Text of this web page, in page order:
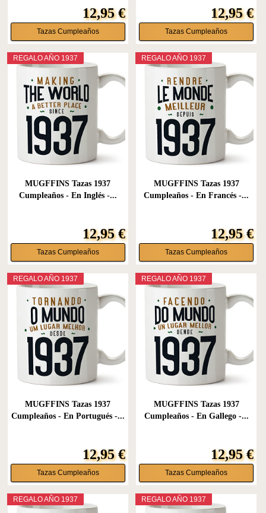
12,95 €
Tazas Cumpleaños
12,95 €
Tazas Cumpleaños
REGALO AÑO 1937
MUGFFINS Tazas 1937
Cumpleaños - En Inglés -...
12,95 €
Tazas Cumpleaños
REGALO AÑO 1937
MUGFFINS Tazas 1937
Cumpleaños - En Francés -...
12,95 €
Tazas Cumpleaños
REGALO AÑO 1937
MUGFFINS Tazas 1937
Cumpleaños - En Portugués -...
12,95 €
Tazas Cumpleaños
REGALO AÑO 1937
MUGFFINS Tazas 1937
Cumpleaños - En Gallego -...
12,95 €
Tazas Cumpleaños
REGALO AÑO 1937 REGALO AÑO 1937